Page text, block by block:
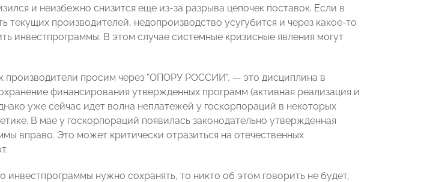
и неизбежно снизится еще из-за разрыва цепочек поставок. Если в
текущих производителей, недопроизводство усугубится и через какое-то
инвестпрограммы. В этом случае системные кризисные явления могут
производители просим через "ОПОРУ РОССИИ", — это дисциплина в
финансирования утвержденных программ (активная реализация и
уже сейчас идет волна неплатежей у госкорпораций в некоторых
В мае у госкорпораций появилась законодательно утвержденная
вправо. Это может критически отразиться на отечественных
инвестпрограммы нужно сохранять, то никто об этом говорить не будет,